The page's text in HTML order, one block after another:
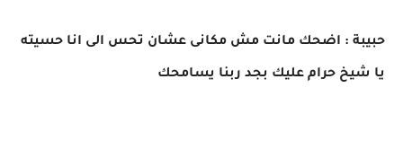
حبيبة : اضحك مانت مش مكانى عشان تحس الى انا حسيته
يا شيخ حرام عليك بجد ربنا يسامحك